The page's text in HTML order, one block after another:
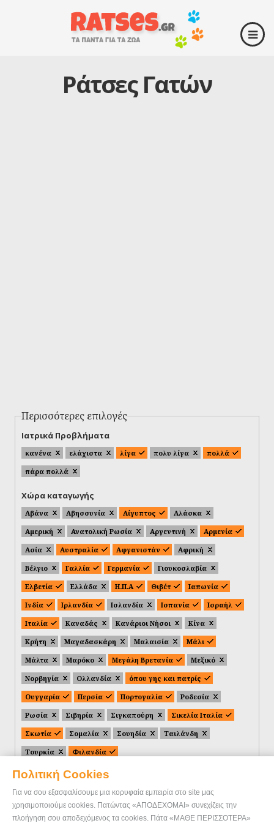
Πολιτική Cookies
Για να σου εξασφαλίσουμε μια κορυφαία εμπειρία στο site μας
χρησιμοποιούμε cookies. Πατώντας «ΑΠΟΔΕΧΟΜΑΙ» συνεχίζεις την
πλοήγηση σου αποδεχόμενος τα cookies. Πάτα «ΜΑΘΕ ΠΕΡΙΣΣΟΤΕΡΑ»
Ράτσες Γατών
Περισσότερες επιλογές
Ιατρικά Προβλήματα
κανένα ελάχιστα λίγα πολυ λίγα
πολλά
πάρα πολλά
Χώρα καταγωγής
Αβάνα Αβησσυνία Αίγυπτος
Αλάσκα
Αμερική
Ανατολική Ρωσία Αργεντινή
Αρμενία
Ασία
Αυστραλία Αφγανιστάν
Αφρική
Βέλγιο
Γαλλία Γερμανία
Γιουκοσλαβία
Ελβετία
Ελλάδα Η.Π.Α Θιβέτ
Ιαπωνία
Ινδία
Ιρλανδία Ισλανδία Ισπανία
Ισραήλ
Ιταλία
Καναδάς Κανάριοι Νήσοι
Κίνα
Κρήτη
Μαγαδασκάρη Μαλαισία
Μάλι
Μάλτα
Μαρόκο Μεγάλη Βρετανία
Μεξικό
Νορβηγία
Ολλανδία
όπου γης και πατρίς
Ουγγαρία
Περσία Πορτογαλία
Ροδεσία
Ρωσία
Σιβηρία Σιγκαπούρη
Σικελία Ιταλία
Σκωτία
Σομαλία Σουηδία
Ταιλάνδη
Τουρκία
Φιλανδία